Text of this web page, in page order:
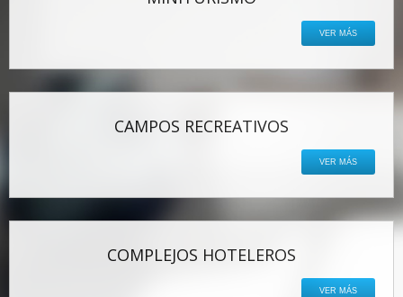
VER MÁS
CAMPOS RECREATIVOS
VER MÁS
COMPLEJOS HOTELEROS
VER MÁS